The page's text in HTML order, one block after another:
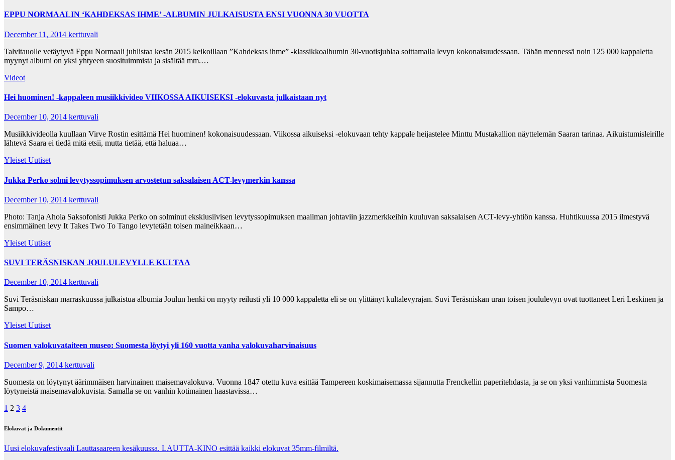
EPPU NORMAALIN ‘KAHDEKSAS IHME’ -ALBUMIN JULKAISUSTA ENSI VUONNA 30 VUOTTA
December 11, 2014 kerttuvali
Talvitauolle vetäytyvä Eppu Normaali juhlistaa kesän 2015 keikoillaan ”Kahdeksas ihme” -klassikkoalbumin 30-vuotisjuhlaa soittamalla levyn kokonaisuudessaan. Tähän mennessä noin 125 000 kappaletta
myynyt albumi on yksi yhtyeen suosituimmista ja sisältää mm.…
Videot
Hei huominen! -kappaleen musiikkivideo VIIKOSSA AIKUISEKSI -elokuvasta julkaistaan nyt
December 10, 2014 kerttuvali
Musiikkivideolla kuullaan Virve Rostin esittämä Hei huominen! kokonaisuudessaan. Viikossa aikuiseksi -elokuvaan tehty kappale heijastelee Minttu Mustakallion näyttelemän Saaran tarinaa. Aikuistumisleirille
lähtevä Saara ei tiedä mitä etsii, mutta tietää, että haluaa…
Yleiset Uutiset
Jukka Perko solmi levytyssopimuksen arvostetun saksalaisen ACT-levymerkin kanssa
December 10, 2014 kerttuvali
Photo: Tanja Ahola Saksofonisti Jukka Perko on solminut eksklusiivisen levytyssopimuksen maailman johtaviin jazzmerkkeihin kuuluvan saksalaisen ACT-levy-yhtiön kanssa. Huhtikuussa 2015 ilmestyvä
ensimmäinen levy It Takes Two To Tango levytetään toisen maineikkaan…
Yleiset Uutiset
SUVI TERÄSNISKAN JOULULEVYLLE KULTAA
December 10, 2014 kerttuvali
Suvi Teräsniskan marraskuussa julkaistua albumia Joulun henki on myyty reilusti yli 10 000 kappaletta eli se on ylittänyt kultalevyrajan. Suvi Teräsniskan uran toisen joululevyn ovat tuottaneet Leri Leskinen ja
Sampo…
Yleiset Uutiset
Suomen valokuvataiteen museo: Suomesta löytyi yli 160 vuotta vanha valokuvaharvinaisuus
December 9, 2014 kerttuvali
Suomesta on löytynyt äärimmäisen harvinainen maisemavalokuva. Vuonna 1847 otettu kuva esittää Tampereen koskimaisemassa sijannutta Frenckellin paperitehdasta, ja se on yksi vanhimmista Suomesta
löytyneistä maisemavalokuvista. Samalla se on vanhin kotimainen haastavissa…
Posts
pagination
1 2 3 4
Elokuvat ja Dokumentit
Uusi elokuvafestivaali Lauttasaareen kesäkuussa. LAUTTA-KINO esittää kaikki elokuvat 35mm-filmiltä.